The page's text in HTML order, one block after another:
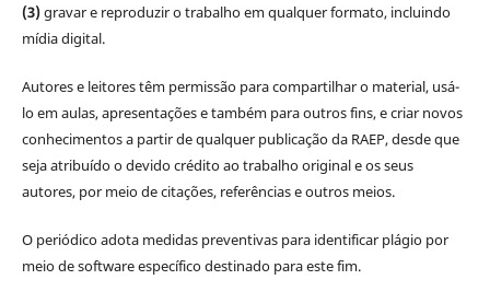
(3)gravar e reproduzir o trabalho em qualquer formato, incluindo
mídia digital.
Autores e leitores têm permissão para compartilhar o material, usá-
lo em aulas, apresentações e também para outros fins, e criar novos
conhecimentos a partir de qualquer publicação da RAEP, desde que
seja atribuído o devido crédito ao trabalho original e os seus
autores, por meio de citações, referências e outros meios.
O periódico adota medidas preventivas para identificar plágio por
meio de software específico destinado para este fim.